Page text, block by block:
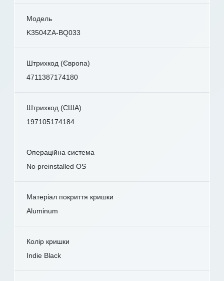
Модель
K3504ZA-BQ033
Штрихкод (Європа)
4711387174180
Штрихкод (США)
197105174184
Операційна система
No preinstalled OS
Матеріал покриття кришки
Aluminum
Колір кришки
Indie Black